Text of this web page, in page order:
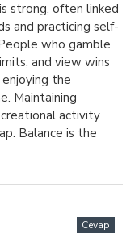
strong, often linked
and practicing self-
who gamble
and view wins
the
Maintaining
activity
Balance is the
Cevap